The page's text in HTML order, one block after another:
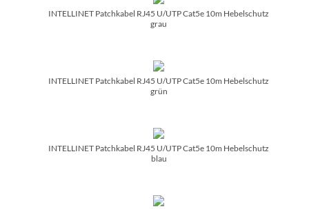
INTELLINET Patchkabel RJ45 U/­UTP Cat5e 10m Hebelschutz
grau
INTELLINET Patchkabel RJ45 U/­UTP Cat5e 10m Hebelschutz
grün
INTELLINET Patchkabel RJ45 U/­UTP Cat5e 10m Hebelschutz
blau